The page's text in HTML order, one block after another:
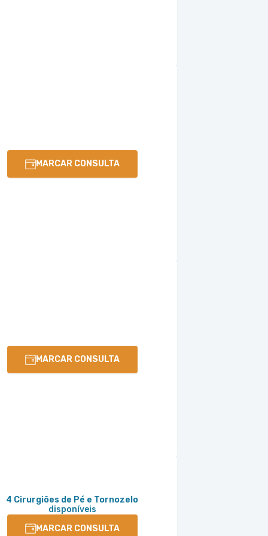
MARCAR CONSULTA
MARCAR CONSULTA
4 Cirurgiões de Pé e Tornozelo
disponíveis
MARCAR CONSULTA